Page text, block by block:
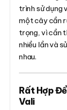
trình sử dụng
một cây cần
trọng, vì cần
nhiều lần và
nhau.
Rất Hợp
Vali